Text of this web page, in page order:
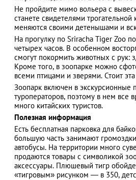
Не пройдите мимо вольера с
станете свидетелями трогательной
меняются своими детенышами и
На прогулку по Sriracha Tiger Zoo
четырех часов. В особенном
смогут покормить животных с рук:
Кроме того, в зоопарке можно
всеми птицами и зверями. Стоит
Зоопарк включен в экскурсионные
туроператоров, поэтому в нем все
много китайских туристов.
Полезная информация
Есть бесплатная парковка для
большую часть занимают
автобусы. На территории много
продаются товары с символикой
аксессуары. Плюшевый тигр
«тигровым» рисунком — в 350,